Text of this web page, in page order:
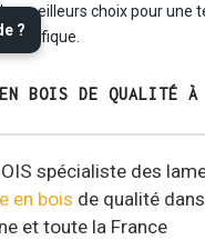
meilleurs choix pour une
EN BOIS DE QUALITÉ
spécialiste des
en bois de qualité
et toute la France
?